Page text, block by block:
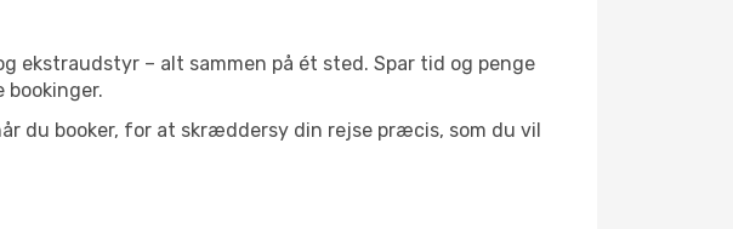
ekstraudstyr – alt sammen på ét sted. Spar tid og penge
bookinger.
du booker, for at skræddersy din rejse præcis, som du vil